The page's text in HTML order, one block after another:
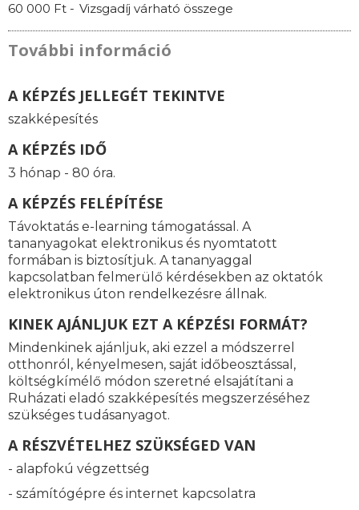
60 000 Ft - Vizsgadíj várható összege
További információ
A KÉPZÉS JELLEGÉT TEKINTVE
szakképesítés
A KÉPZÉS IDŐ
3 hónap - 80 óra.
A KÉPZÉS FELÉPÍTÉSE
Távoktatás e-learning támogatással. A
tananyagokat elektronikus és nyomtatott
formában is biztosítjuk. A tananyaggal
kapcsolatban felmerülő kérdésekben az oktatók
elektronikus úton rendelkezésre állnak.
KINEK AJÁNLJUK EZT A KÉPZÉSI FORMÁT?
Mindenkinek ajánljuk, aki ezzel a módszerrel
otthonról, kényelmesen, saját időbeosztással,
költségkímélő módon szeretné elsajátítani a
Ruházati eladó szakképesítés megszerzéséhez
szükséges tudásanyagot.
A RÉSZVÉTELHEZ SZÜKSÉGED VAN
- alapfokú végzettség
- számítógépre és internet kapcsolatra